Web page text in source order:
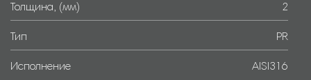
Толщина, (мм) 2
Тип PR
Исполнение AISI316